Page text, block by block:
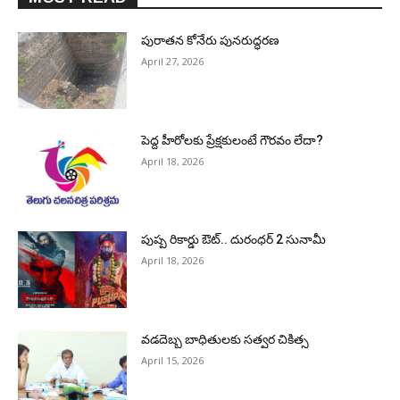
పురాత‌న కోనేరు పున‌రుద్ధ‌ర‌ణ
April 27, 2026
పెద్ద హీరోల‌కు ప్రేక్ష‌కులంటే గౌర‌వం లేదా?
April 18, 2026
పుష్ప రికార్డు ఔట్‌.. దురంధ‌ర్ 2 సునామీ
April 18, 2026
వడదెబ్బ బాధితులకు సత్వర చికిత్స
April 15, 2026